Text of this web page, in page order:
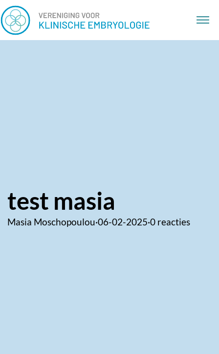
test masia
Masia Moschopoulou·06-02-2025·0 reacties